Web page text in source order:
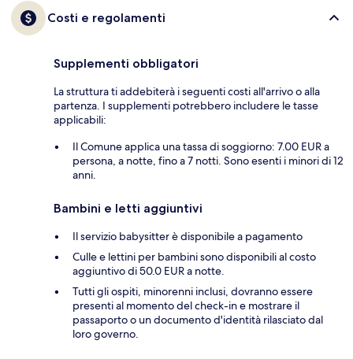
Costi e regolamenti
Supplementi obbligatori
La struttura ti addebiterà i seguenti costi all'arrivo o alla
partenza. I supplementi potrebbero includere le tasse
applicabili:
Il Comune applica una tassa di soggiorno: 7.00 EUR a
persona, a notte, fino a 7 notti. Sono esenti i minori di 12
anni.
Bambini e letti aggiuntivi
Il servizio babysitter è disponibile a pagamento
Culle e lettini per bambini sono disponibili al costo
aggiuntivo di 50.0 EUR a notte.
Tutti gli ospiti, minorenni inclusi, dovranno essere
presenti al momento del check-in e mostrare il
passaporto o un documento d'identità rilasciato dal
loro governo.